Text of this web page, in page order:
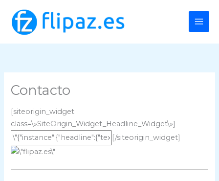
contenido
Contacto
[siteorigin_widget
class=\»SiteOrigin_Widget_Headline_Widget\»]
[/siteorigin_widget]